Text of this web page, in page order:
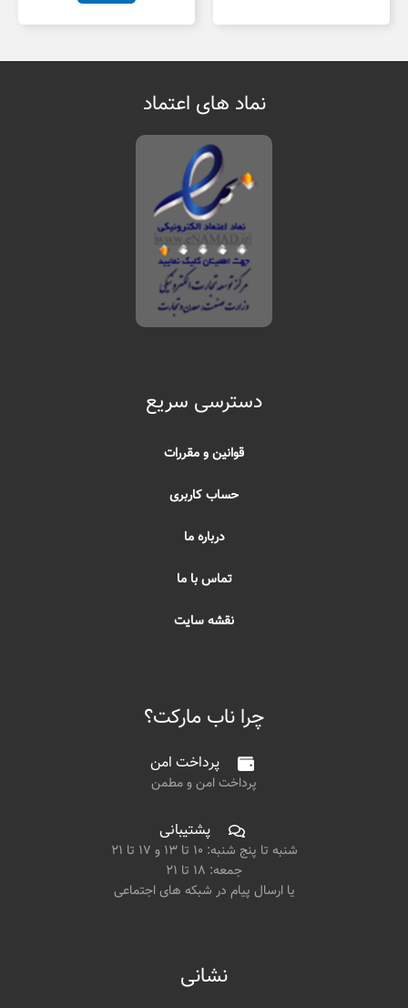
نماد های اعتماد
دسترسی سریع
قوانین و مقررات
حساب کاربری
درباره ما
تماس با ما
نقشه سایت
چرا ناب مارکت؟
پرداخت امن
پرداخت امن و مطمن
پشتیبانی
شنبه تا پنج شنبه: ۱۰ تا ۱۳ و ۱۷ تا ۲۱
جمعه: ۱۸ تا ۲۱
یا ارسال پیام در شبکه های اجتماعی
نشانی